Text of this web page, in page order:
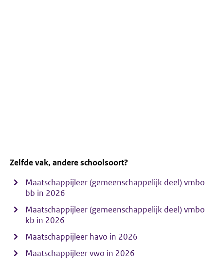
Zelfde vak, andere schoolsoort?
Maatschappijleer (gemeenschappelijk deel) vmbo
bb in 2026
Maatschappijleer (gemeenschappelijk deel) vmbo
kb in 2026
Maatschappijleer havo in 2026
Maatschappijleer vwo in 2026